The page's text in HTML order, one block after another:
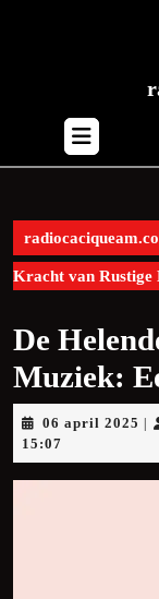
Button
Kracht van Rustige
De
Muziek:
06 april 2025 06
15:07